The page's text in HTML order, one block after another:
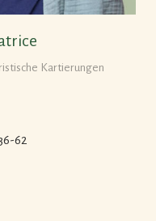
Kartierungen
62